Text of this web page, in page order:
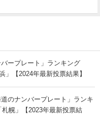
ープレート」ランキング
【2024年最新投票結果】
のナンバープレート」ランキ
幌」【2023年最新投票結